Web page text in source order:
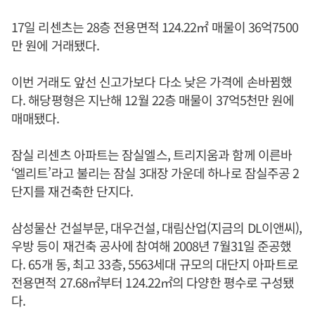
17일 리센츠는 28층 전용면적 124.22㎡ 매물이 36억7500
만 원에 거래됐다.
이번 거래도 앞선 신고가보다 다소 낮은 가격에 손바뀜했
다. 해당평형은 지난해 12월 22층 매물이 37억5천만 원에
매매됐다.
잠실 리센츠 아파트는 잠실엘스, 트리지움과 함께 이른바
‘엘리트’라고 불리는 잠실 3대장 가운데 하나로 잠실주공 2
단지를 재건축한 단지다.
삼성물산 건설부문, 대우건설, 대림산업(지금의 DL이앤씨),
우방 등이 재건축 공사에 참여해 2008년 7월31일 준공했
다. 65개 동, 최고 33층, 5563세대 규모의 대단지 아파트로
전용면적 27.68㎡부터 124.22㎡의 다양한 평수로 구성됐
다.